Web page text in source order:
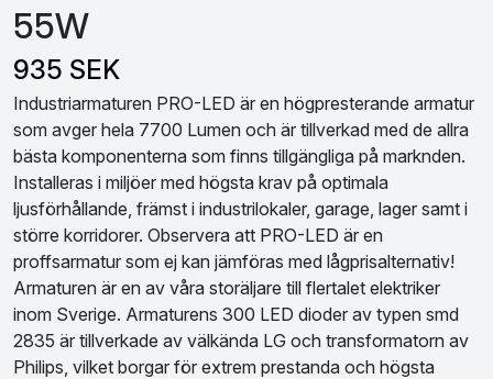
55W
935 SEK
Industriarmaturen PRO-LED är en högpresterande armatur
som avger hela 7700 Lumen och är tillverkad med de allra
bästa komponenterna som finns tillgängliga på marknden.
Installeras i miljöer med högsta krav på optimala
ljusförhållande, främst i industrilokaler, garage, lager samt i
större korridorer. Observera att PRO-LED är en
proffsarmatur som ej kan jämföras med lågprisalternativ!
Armaturen är en av våra storäljare till flertalet elektriker
inom Sverige. Armaturens 300 LED dioder av typen smd
2835 är tillverkade av välkända LG och transformatorn av
Philips, vilket borgar för extrem prestanda och högsta